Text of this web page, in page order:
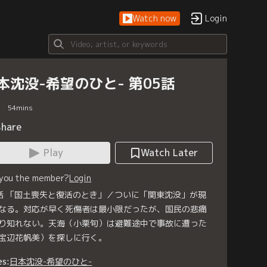
Watch now Login
沈没-希望のひと- 第05話
54mins
Play
Watch Later
the member?Login
「国土喪失と復活のとき」／ついに「関東沈没」が現
る。対応が早く死傷者は最小限だったが、国民の悲痛
知れない。天海（小栗旬）は避難途中で事故に遭った
辺花帆美）を探しに行く。
日本沈没-希望のひと-